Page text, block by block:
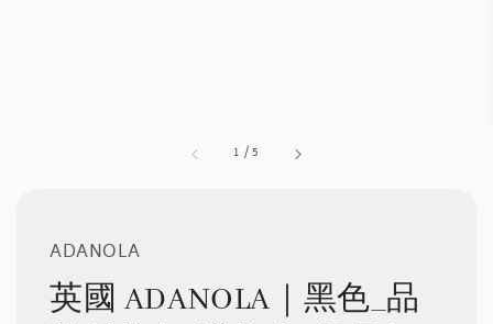
1 /5
ADANOLA
英國 ADANOLA｜黑色_品